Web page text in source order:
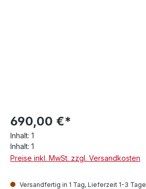
690,00 €*
Inhalt: 1
Inhalt: 1
Preise inkl. MwSt. zzgl. Versandkosten
Versandfertig in 1 Tag, Lieferzeit 1-3 Tage